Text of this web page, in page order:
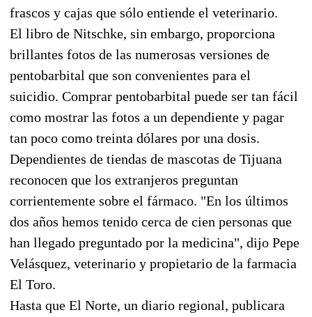
frascos y cajas que sólo entiende el veterinario.
El libro de Nitschke, sin embargo, proporciona
brillantes fotos de las numerosas versiones de
pentobarbital que son convenientes para el
suicidio. Comprar pentobarbital puede ser tan fácil
como mostrar las fotos a un dependiente y pagar
tan poco como treinta dólares por una dosis.
Dependientes de tiendas de mascotas de Tijuana
reconocen que los extranjeros preguntan
corrientemente sobre el fármaco. "En los últimos
dos años hemos tenido cerca de cien personas que
han llegado preguntado por la medicina", dijo Pepe
Velásquez, veterinario y propietario de la farmacia
El Toro.
Hasta que El Norte, un diario regional, publicara